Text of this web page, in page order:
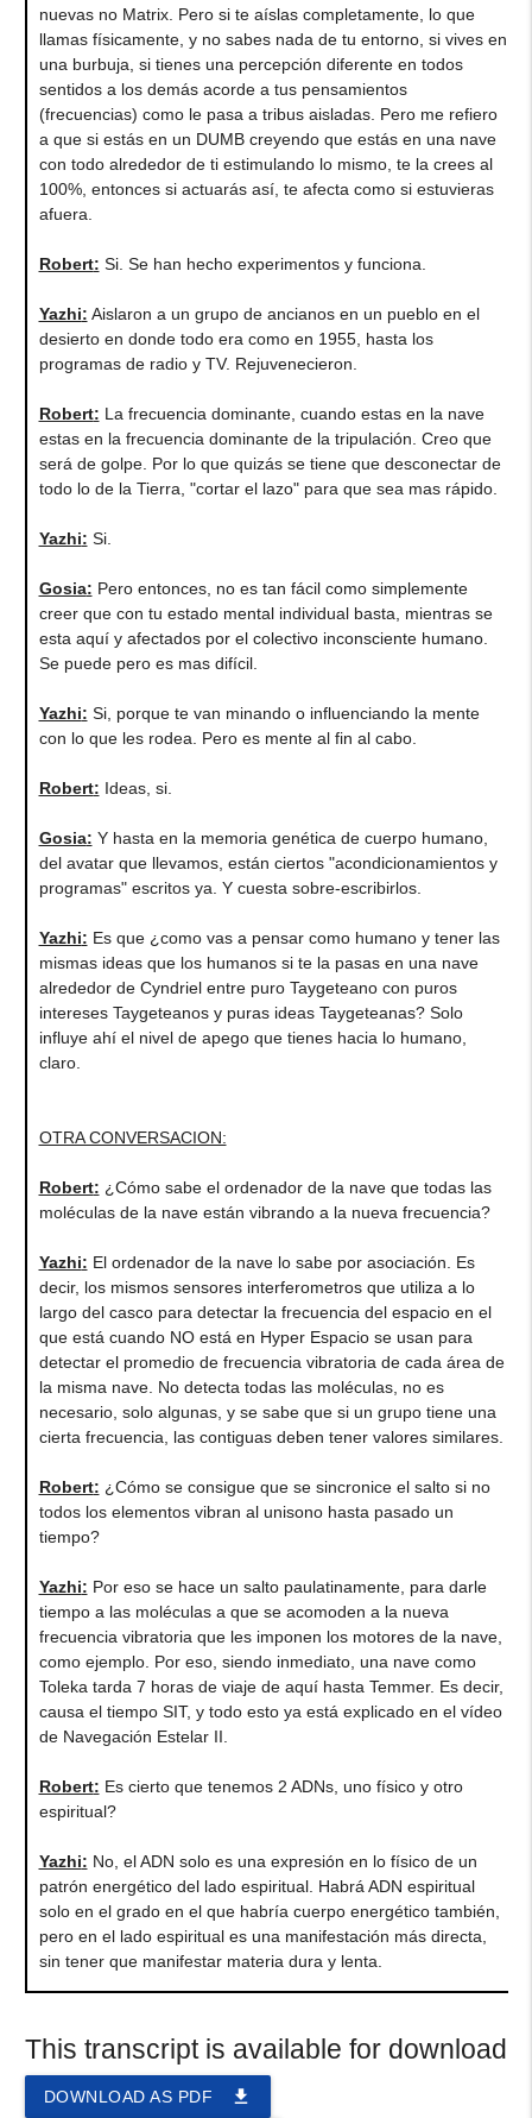
nuevas no Matrix. Pero si te aíslas completamente, lo que
llamas físicamente, y no sabes nada de tu entorno, si vives en
una burbuja, si tienes una percepción diferente en todos
sentidos a los demás acorde a tus pensamientos
(frecuencias) como le pasa a tribus aisladas. Pero me refiero
a que si estás en un DUMB creyendo que estás en una nave
con todo alrededor de ti estimulando lo mismo, te la crees al
100%, entonces si actuarás así, te afecta como si estuvieras
afuera.
Robert: Si. Se han hecho experimentos y funciona.
Yazhi: Aislaron a un grupo de ancianos en un pueblo en el
desierto en donde todo era como en 1955, hasta los
programas de radio y TV. Rejuvenecieron.
Robert: La frecuencia dominante, cuando estas en la nave
estas en la frecuencia dominante de la tripulación. Creo que
será de golpe. Por lo que quizás se tiene que desconectar de
todo lo de la Tierra, "cortar el lazo" para que sea mas rápido.
Yazhi: Si.
Gosia: Pero entonces, no es tan fácil como simplemente
creer que con tu estado mental individual basta, mientras se
esta aquí y afectados por el colectivo inconsciente humano.
Se puede pero es mas difícil.
Yazhi: Si, porque te van minando o influenciando la mente
con lo que les rodea. Pero es mente al fin al cabo.
Robert: Ideas, si.
Gosia: Y hasta en la memoria genética de cuerpo humano,
del avatar que llevamos, están ciertos "acondicionamientos y
programas" escritos ya. Y cuesta sobre-escribirlos.
Yazhi: Es que ¿como vas a pensar como humano y tener las
mismas ideas que los humanos si te la pasas en una nave
alrededor de Cyndriel entre puro Taygeteano con puros
intereses Taygeteanos y puras ideas Taygeteanas? Solo
influye ahí el nivel de apego que tienes hacia lo humano,
claro.
OTRA CONVERSACION:
Robert: ¿Cómo sabe el ordenador de la nave que todas las
moléculas de la nave están vibrando a la nueva frecuencia?
Yazhi: El ordenador de la nave lo sabe por asociación. Es
decir, los mismos sensores interferometros que utiliza a lo
largo del casco para detectar la frecuencia del espacio en el
que está cuando NO está en Hyper Espacio se usan para
detectar el promedio de frecuencia vibratoria de cada área de
la misma nave. No detecta todas las moléculas, no es
necesario, solo algunas, y se sabe que si un grupo tiene una
cierta frecuencia, las contiguas deben tener valores similares.
Robert: ¿Cómo se consigue que se sincronice el salto si no
todos los elementos vibran al unisono hasta pasado un
tiempo?
Yazhi: Por eso se hace un salto paulatinamente, para darle
tiempo a las moléculas a que se acomoden a la nueva
frecuencia vibratoria que les imponen los motores de la nave,
como ejemplo. Por eso, siendo inmediato, una nave como
Toleka tarda 7 horas de viaje de aquí hasta Temmer. Es decir,
causa el tiempo SIT, y todo esto ya está explicado en el vídeo
de Navegación Estelar II.
Robert: Es cierto que tenemos 2 ADNs, uno físico y otro
espiritual?
Yazhi: No, el ADN solo es una expresión en lo físico de un
patrón energético del lado espiritual. Habrá ADN espiritual
solo en el grado en el que habría cuerpo energético también,
pero en el lado espiritual es una manifestación más directa,
sin tener que manifestar materia dura y lenta.
This transcript is available for download
file_download
DOWNLOAD AS PDF